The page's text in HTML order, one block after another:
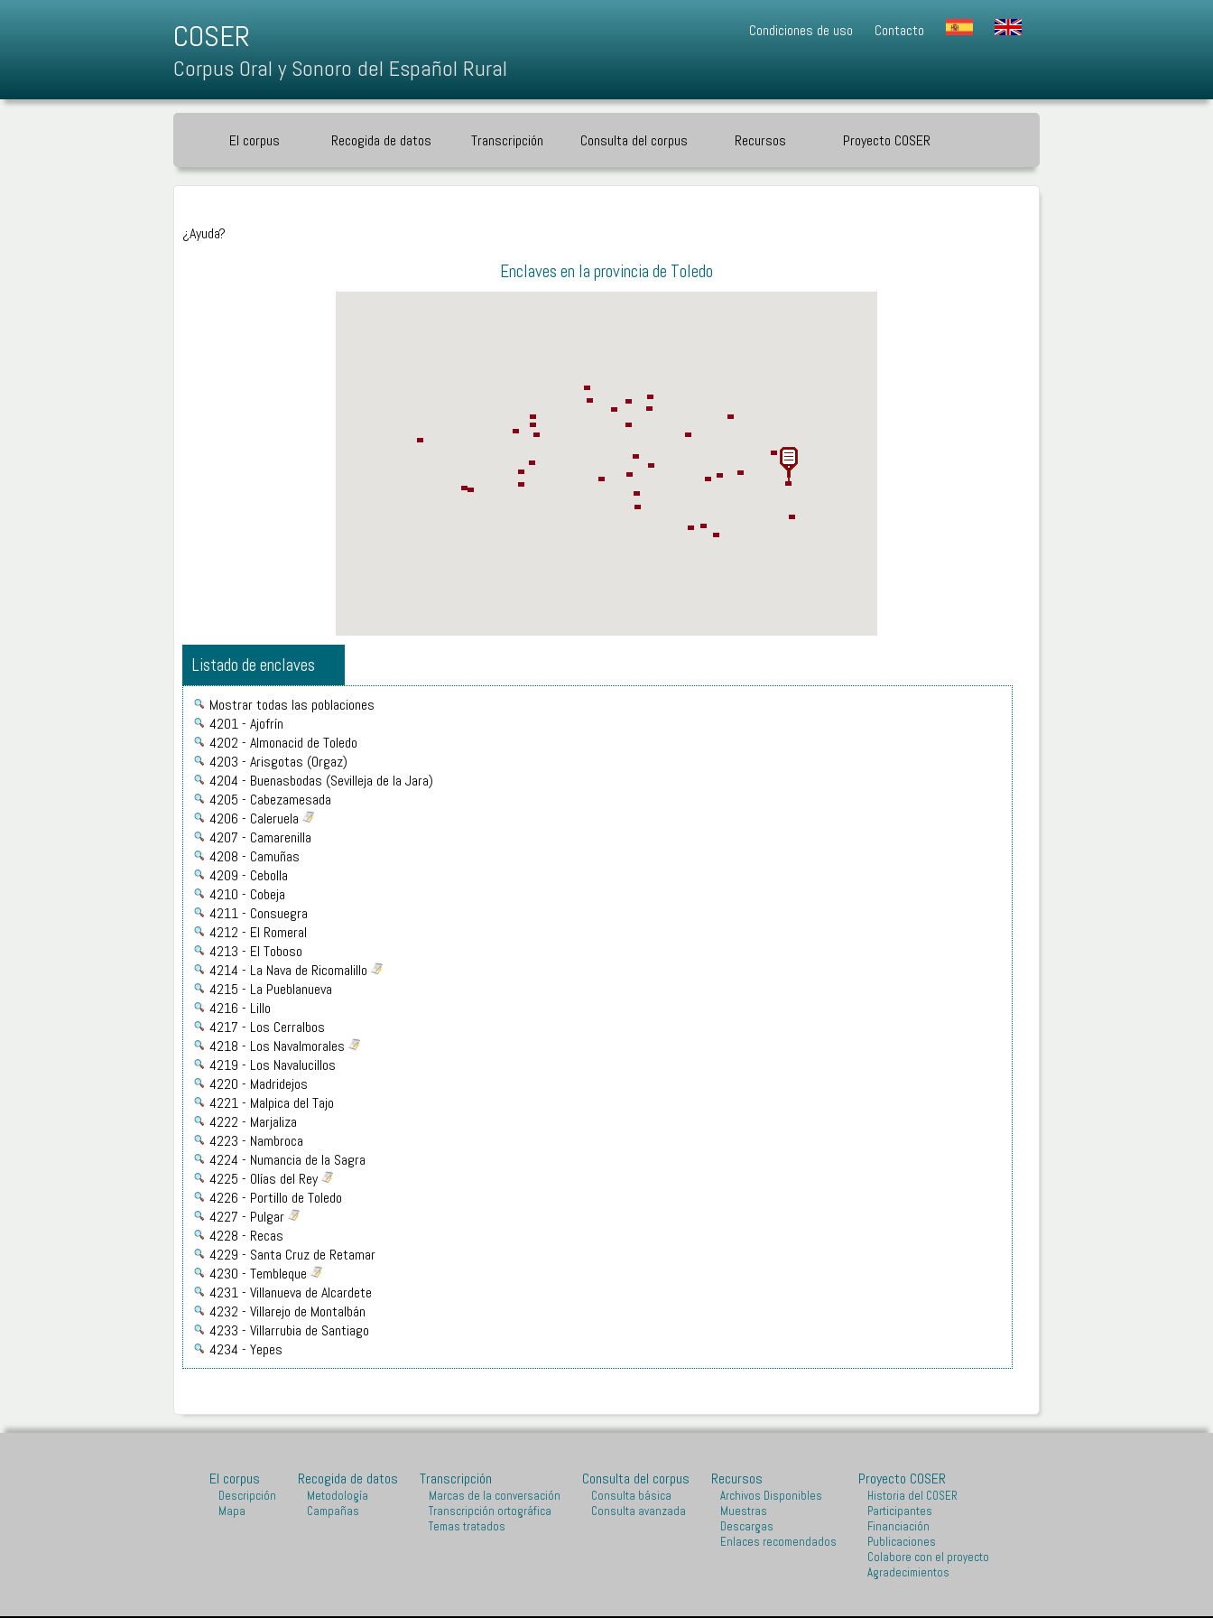
COSER
Corpus Oral y Sonoro del Español Rural
Condiciones de uso Contacto
El corpus Recogida de datos Transcripción Consulta del corpus Recursos Proyecto COSER
¿Ayuda?
Enclaves en la provincia de Toledo
Listado de enclaves
Mostrar todas las poblaciones
4201 - Ajofrín
4202 - Almonacid de Toledo
4203 - Arisgotas (Orgaz)
4204 - Buenasbodas (Sevilleja de la Jara)
4205 - Cabezamesada
4206 - Caleruela
4207 - Camarenilla
4208 - Camuñas
4209 - Cebolla
4210 - Cobeja
4211 - Consuegra
4212 - El Romeral
4213 - El Toboso
4214 - La Nava de Ricomalillo
4215 - La Pueblanueva
4216 - Lillo
4217 - Los Cerralbos
4218 - Los Navalmorales
4219 - Los Navalucillos
4220 - Madridejos
4221 - Malpica del Tajo
4222 - Marjaliza
4223 - Nambroca
4224 - Numancia de la Sagra
4225 - Olías del Rey
4226 - Portillo de Toledo
4227 - Pulgar
4228 - Recas
4229 - Santa Cruz de Retamar
4230 - Tembleque
4231 - Villanueva de Alcardete
4232 - Villarejo de Montalbán
4233 - Villarrubia de Santiago
4234 - Yepes
El corpus
Descripción
Mapa
Recogida de datos
Metodología
Campañas
Transcripción
Marcas de la conversación
Transcripción ortográfica
Temas tratados
Consulta del corpus
Consulta básica
Consulta avanzada
Recursos
Archivos Disponibles
Muestras
Descargas
Enlaces recomendados
Proyecto COSER
Historia del COSER
Participantes
Financiación
Publicaciones
Colabore con el proyecto
Agradecimientos